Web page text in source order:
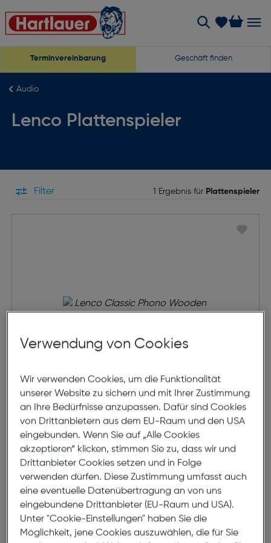
Terminvereinbarung Geschäft finden
Audio
Lenco Plattenspieler
Filter 1 Ergebnis für Plattenspieler
Lenco Classic Phono Wooden
Turntable BT
€ 199,99
in den Warenkorb
Beratung
Verwendung von Cookies
Wir verwenden Cookies, um die Funktionalität
unserer Website zu sichern und mit Ihrer Zustimmung
an Ihre Bedürfnisse anzupassen. Dafür sind Cookies
von Drittanbietern aus dem EU-Raum und den USA
eingebunden. Wenn Sie auf „Alle Cookies
akzeptieren“ klicken, stimmen Sie zu, dass wir und
Drittanbieter Cookies setzen und in Folge
verwenden dürfen. Diese Zustimmung umfasst auch
eine eventuelle Datenübertragung an von uns
eingebundene Drittanbieter (EU-Raum und USA).
Unter "Cookie-Einstellungen" haben Sie die
Möglichkeit, jene Cookies auszuwählen, die für Sie